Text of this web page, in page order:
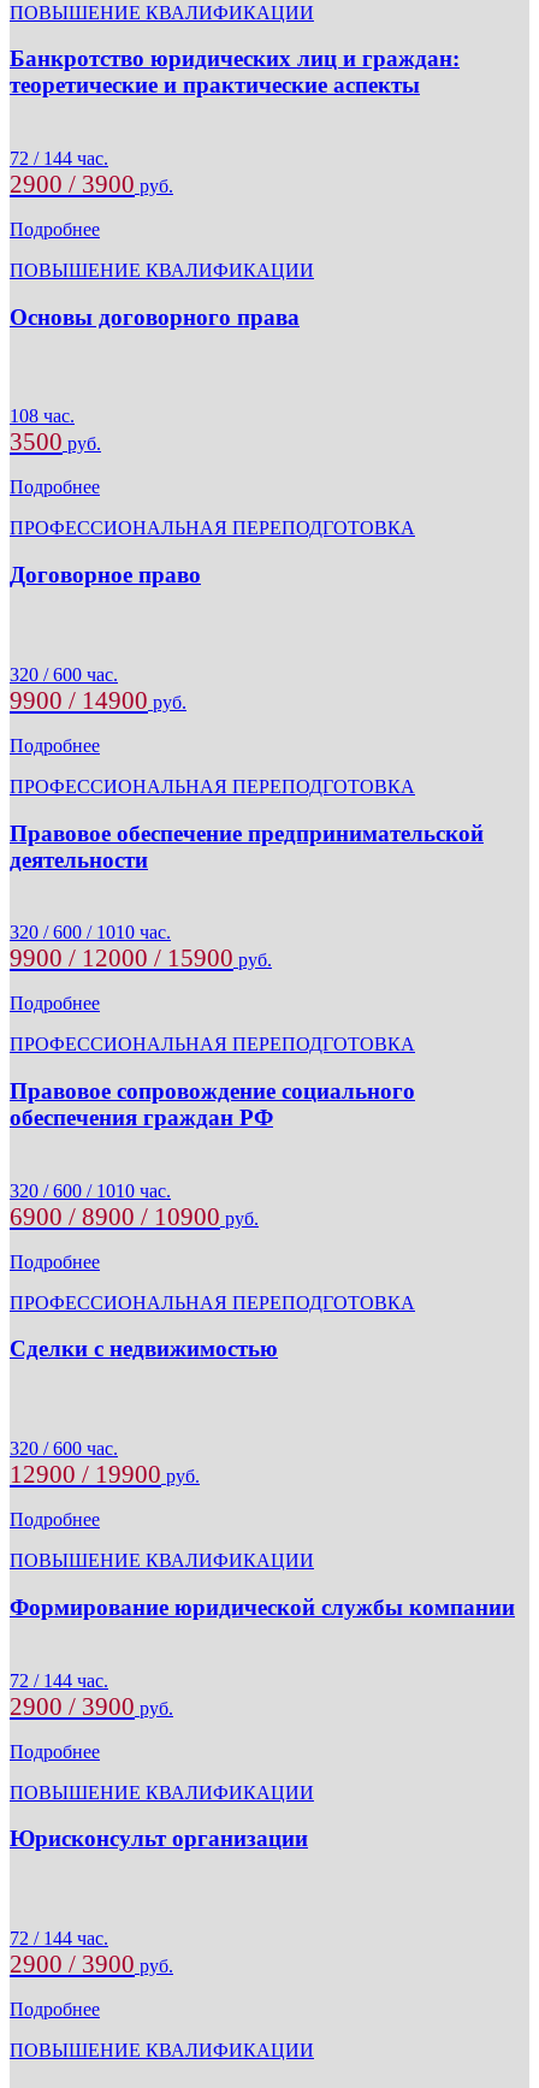
ПОВЫШЕНИЕ КВАЛИФИКАЦИИ
Банкротство юридических лиц и граждан:
теоретические и практические аспекты
72 / 144 час.
2900 / 3900 руб.
Подробнее
ПОВЫШЕНИЕ КВАЛИФИКАЦИИ
Основы договорного права
108 час.
3500 руб.
Подробнее
ПРОФЕССИОНАЛЬНАЯ ПЕРЕПОДГОТОВКА
Договорное право
320 / 600 час.
9900 / 14900 руб.
Подробнее
ПРОФЕССИОНАЛЬНАЯ ПЕРЕПОДГОТОВКА
Правовое обеспечение предпринимательской
деятельности
320 / 600 / 1010 час.
9900 / 12000 / 15900 руб.
Подробнее
ПРОФЕССИОНАЛЬНАЯ ПЕРЕПОДГОТОВКА
Правовое сопровождение социального
обеспечения граждан РФ
320 / 600 / 1010 час.
6900 / 8900 / 10900 руб.
Подробнее
ПРОФЕССИОНАЛЬНАЯ ПЕРЕПОДГОТОВКА
Сделки с недвижимостью
320 / 600 час.
12900 / 19900 руб.
Подробнее
ПОВЫШЕНИЕ КВАЛИФИКАЦИИ
Формирование юридической службы компании
72 / 144 час.
2900 / 3900 руб.
Подробнее
ПОВЫШЕНИЕ КВАЛИФИКАЦИИ
Юрисконсульт организации
72 / 144 час.
2900 / 3900 руб.
Подробнее
ПОВЫШЕНИЕ КВАЛИФИКАЦИИ